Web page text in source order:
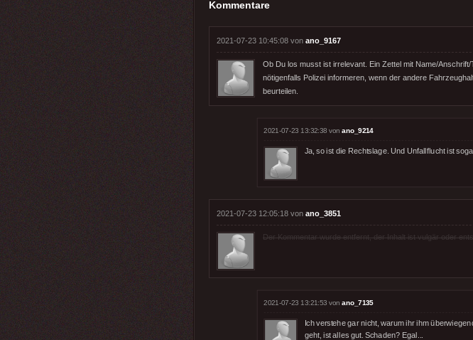
Kommentare
2021-07-23 10:45:08 von ano_9167
Ob Du los musst ist irrelevant. Ein Zettel mit Name/
nötigenfalls Polizei informeren, wenn der andere
beurteilen.
2021-07-23 13:32:38 vonano_9214
Ja, so ist die Rechtslage. Und Unfallflucht ist
2021-07-23 12:05:18 von ano_3851
Der Kommentar wurde entfernt, der Inhalt ist vulgär oder
2021-07-23 13:21:53 vonano_7135
Ich verstehe gar nicht, warum ihr ihm
geht, ist alles gut. Schaden? Egal...